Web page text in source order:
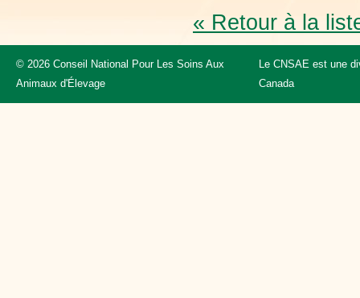
« Retour à la
© 2026 Conseil National Pour Les Soins Aux
Animaux d'Élevage
Le CNSAE est une
Canada